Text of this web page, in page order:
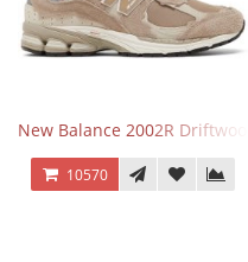
New Balance 2002R
10570